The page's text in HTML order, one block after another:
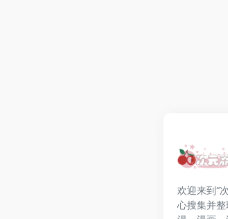
欢迎来到“
心搜集并